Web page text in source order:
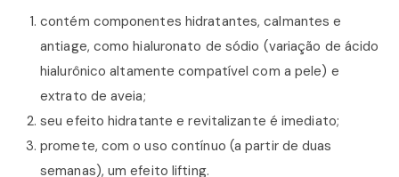
contém componentes hidratantes, calmantes e
antiage, como hialuronato de sódio (variação de ácido
hialurônico altamente compatível com a pele) e
extrato de aveia;
seu efeito hidratante e revitalizante é imediato;
promete, com o uso contínuo (a partir de duas
semanas), um efeito lifting.